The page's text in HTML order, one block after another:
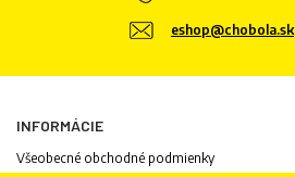
eshop@chobola.sk
INFORMÁCIE
Všeobecné obchodné podmienky